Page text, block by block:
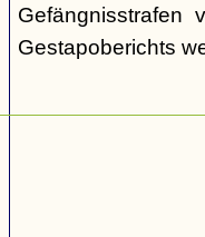
Gefängnisstrafen
Gestapoberichts